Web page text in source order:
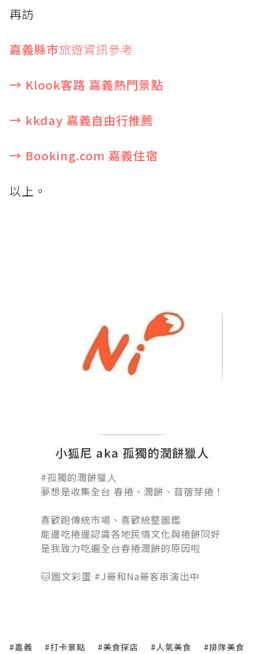
再訪
嘉義縣市旅遊資訊參考
→ Klook客路 嘉義熱門景點
→ kkday 嘉義自由行推薦
→ Booking.com 嘉義住宿
以上。
小狐尼 aka 孤獨的潤餅獵人
#孤獨的潤餅獵人󠀠
夢想是收集全台 春捲、潤餅、苜蓿芽捲！
喜歡跑傳統市場、喜歡統整圖鑑
能邊吃捲邊認識各地民情文化與捲餅同好
是我致力吃遍全台春捲潤餅的原因啦
🐱圖文彩蛋 #J哥和Na哥客串演出中
#嘉義 #打卡景點 #美食探店 #人氣美食 #排隊美食